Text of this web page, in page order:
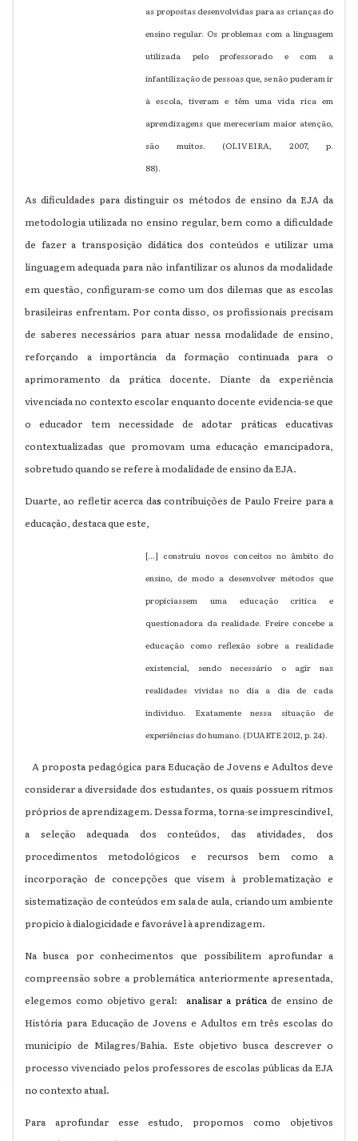
as propostas desenvolvidas para as crianças do
ensino regular. Os problemas com a linguagem
utilizada pelo professorado e com a
infantilização de pessoas que, se não puderam ir
à escola, tiveram e têm uma vida rica em
aprendizagens que mereceriam maior atenção,
são muitos. (OLIVEIRA, 2007, p.
88).
As dificuldades para distinguir os métodos de ensino da EJA da
metodologia utilizada no ensino regular, bem como a dificuldade
de fazer a transposição didática dos conteúdos e utilizar uma
linguagem adequada para não infantilizar os alunos da modalidade
em questão, configuram-se como um dos dilemas que as escolas
brasileiras enfrentam.Por conta disso, os profissionais precisam
de saberes necessários para atuar nessa modalidade de ensino,
reforçando a importância da formação continuada para o
aprimoramento da prática docente. Diante da experiência
vivenciada no contexto escolar enquanto docente evidencia-se que
o educador tem necessidade de adotar práticas educativas
contextualizadas que promovam uma educação emancipadora,
sobretudo quando se refere à modalidade de ensino da EJA.
Duarte, ao refletir acerca das contribuições de Paulo Freire para a
educação, destaca que este,
[...] construiu novos conceitos no âmbito do
ensino, de modo a desenvolver métodos que
propiciassem uma educação crítica e
questionadora da realidade. Freire concebe a
educação como reflexão sobre a realidade
existencial, sendo necessário o agir nas
realidades vividas no dia a dia de cada
indivíduo. Exatamente nessa situação de
experiências do humano. (DUARTE 2012, p. 24).
A proposta pedagógica para Educação de Jovens e Adultos deve
considerar a diversidade dos estudantes, os quais possuem ritmos
próprios de aprendizagem. Dessa forma, torna-se imprescindível,
a seleção adequada dos conteúdos, das atividades, dos
procedimentos metodológicos e recursos bem como a
incorporação de concepções que visem à problematização e
sistematização de conteúdos em sala de aula, criando um ambiente
propicio à dialogicidade e favorável à aprendizagem.
Na busca por conhecimentos que possibilitem aprofundar a
compreensão sobre a problemática anteriormente apresentada,
elegemos como objetivo geral: analisar a práticade ensino de
História para Educação de Jovens e Adultos em três escolas do
município de Milagres/Bahia. Este objetivo busca descrever o
processo vivenciado pelos professores de escolas públicas da EJA
no contexto atual.
Para aprofundar esse estudo, propomos como objetivos